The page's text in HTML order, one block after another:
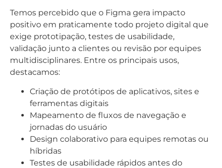
Temos percebido que o Figma gera impacto
positivo em praticamente todo projeto digital que
exige prototipação, testes de usabilidade,
validação junto a clientes ou revisão por equipes
multidisciplinares. Entre os principais usos,
destacamos:
Criação de protótipos de aplicativos, sites e
ferramentas digitais
Mapeamento de fluxos de navegação e
jornadas do usuário
Design colaborativo para equipes remotas ou
híbridas
Testes de usabilidade rápidos antes do